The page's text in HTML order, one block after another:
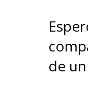
de